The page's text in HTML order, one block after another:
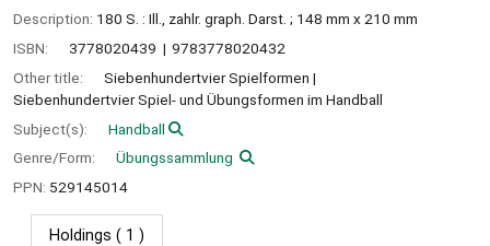
Description: 180 S. : Ill., zahlr. graph. Darst. ; 148 mm x 210 mm
ISBN:
3778020439
9783778020432
Other title:
Siebenhundertvier Spielformen
Siebenhundertvier Spiel- und Übungsformen im Handball
Subject(s):
Handball
Genre/Form:
Übungssammlung
PPN: 529145014
Holdings ( 1 )